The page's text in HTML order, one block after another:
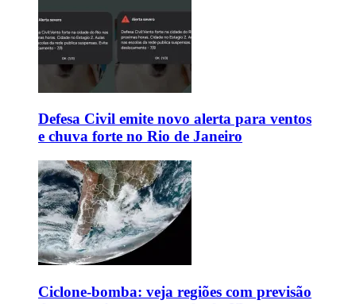
Defesa Civil emite novo alerta para ventos
e chuva forte no Rio de Janeiro
Ciclone-bomba: veja regiões com previsão